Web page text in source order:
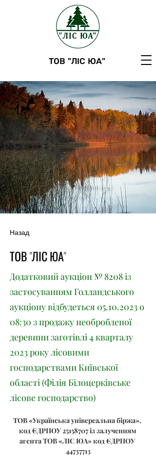
ТОВ "ЛІС ЮА"
Назад
ТОВ "ЛІС ЮА"
Додатковий аукціон № 8208 із
застосуванням Голландського
аукціону відбудеться 05.10.2023о
08:30 з продажу необробленої
деревини заготівлі 4 кварталу
2023 року лісовими
господарствами Київської
області (Філія Білоцерківське
лісове господарство)
ТОВ «Українська універсальна біржа»,
код ЄДРПОУ 25158707 із залученням
агента ТОВ «ЛІС ЮА» код ЄДРПОУ
44737713